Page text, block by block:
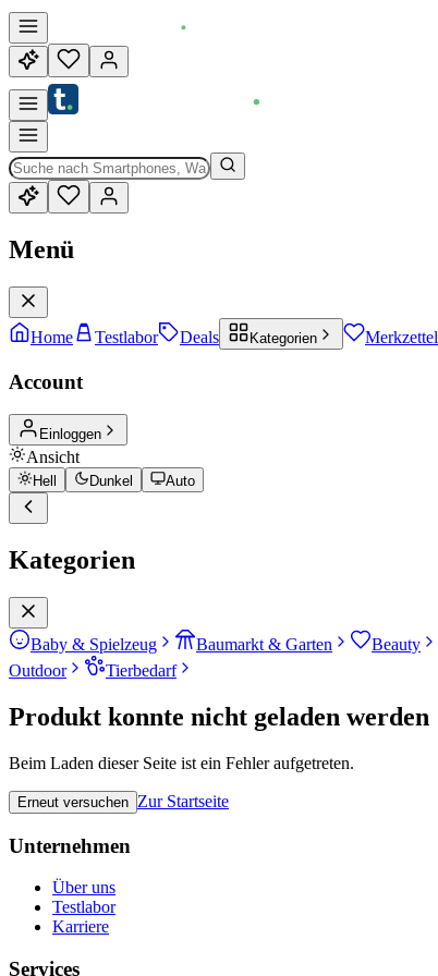
Menü
Home Testlabor Deals Kategorien Merkzettel
Account
Einloggen
Ansicht
Hell Dunkel Auto
Kategorien
Baby & Spielzeug Baumarkt & Garten Beauty
Outdoor
Tierbedarf
Produkt konnte nicht geladen werden
Beim Laden dieser Seite ist ein Fehler aufgetreten.
Erneut versuchen Zur Startseite
Unternehmen
Über uns
Testlabor
Karriere
Services